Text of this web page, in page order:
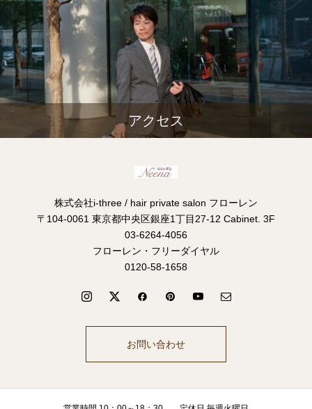
アクセス
株式会社i-three / hair private salon フローレン
〒104-0061 東京都中央区銀座1丁目27-12 Cabinet. 3F
03-6264-4056
フローレン・フリーダイヤル
0120-58-1658
お問い合わせ